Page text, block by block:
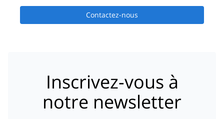
Contactez-nous
Inscrivez-vous à
notre newsletter